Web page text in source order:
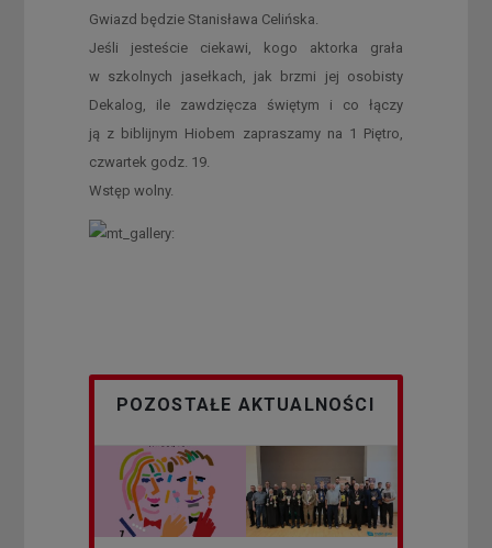
Gwiazd będzie Stanisława Celińska.
Jeśli jesteście ciekawi, kogo aktorka grała
w szkolnych jasełkach, jak brzmi jej osobisty
Dekalog, ile zawdzięcza świętym i co łączy
ją z biblijnym Hiobem zapraszamy na 1 Piętro,
czwartek godz. 19.
Wstęp wolny.
POZOSTAŁE AKTUALNOŚCI